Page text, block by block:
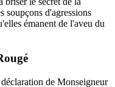
soupçons d'agressions
émanent de l'aveu du
de Monseigneur